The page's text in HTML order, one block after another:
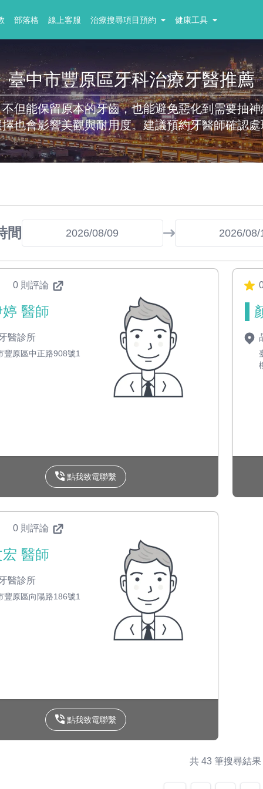
部落格 線上客服 治療搜尋項目預約 健康工具
臺中市豐原區牙科治療牙醫推薦
但能保留原本的牙齒，也能避免惡化到需要抽
也會影響美觀與耐用度。建議預約牙醫師確認
間
0 則評論
醫師
醫診所
豐原區中正路908號1
點我致電聯繫
0 則評論
醫師
醫診所
豐原區向陽路186號1
點我致電聯繫
共 43 筆搜尋結果